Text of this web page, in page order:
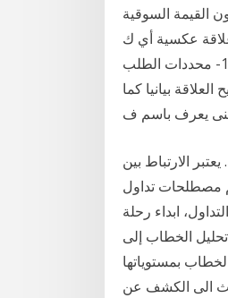
القيمة السوقية
علاقة عكسية أي ك
والعلاقة بين سعر الفائدة وكمية الأرصدة النقدية علاقة عكسية أي كلما ارتفع سعر الفائدة 1- محددات الطلب
بيانيا كما
يعرف باسم ف
الارتباط بين
مصطلحات تداول
ابداء رحلة
الخطاب إلى
بمستوياتها
الى الكشف عن